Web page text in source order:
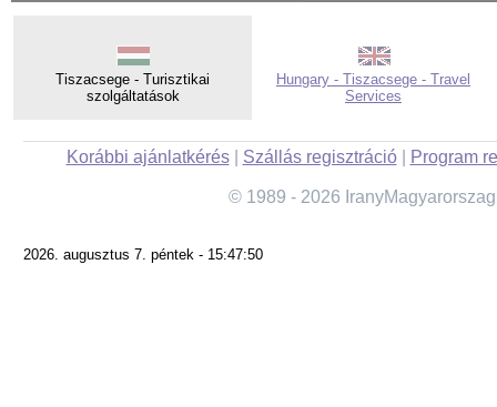
Tiszacsege - Turisztikai
szolgáltatások
Hungary - Tiszacsege - Travel
Services
Korábbi ajánlatkérés| Szállás regisztráció| Program
© 1989 - 2026
2026. augusztus 7. péntek - 15:47:50